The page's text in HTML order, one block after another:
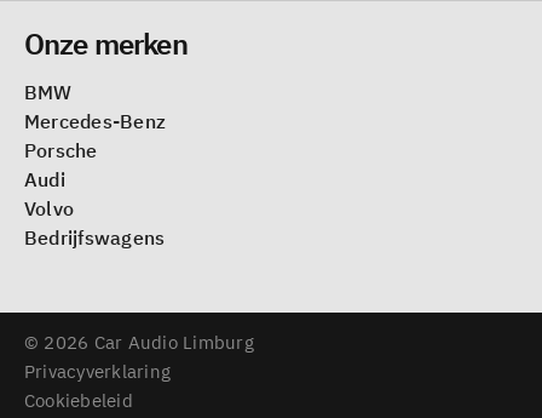
Onze merken
BMW
Mercedes-Benz
Porsche
Audi
Volvo
Bedrijfswagens
© 2026 Car Audio Limburg
Privacyverklaring
Cookiebeleid